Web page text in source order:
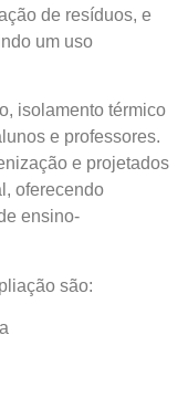
de resíduos, e
um uso
isolamento térmico
e professores.
e projetados
oferecendo
ensino-
são: